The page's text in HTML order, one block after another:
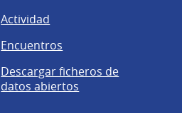
Actividad
Encuentros
Descargar ficheros de
datos abiertos